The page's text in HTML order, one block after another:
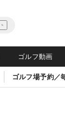
ゴルフ動画
ゴルフ場予約／